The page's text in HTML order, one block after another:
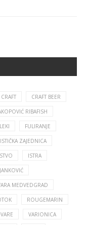
CRAFT CRAFT BEER
RIBAFISH
FULIRANJE
ZAJEDNICA
ISTRA
MEDVEDGRAD
ROUGEMARIN
VARIONICA